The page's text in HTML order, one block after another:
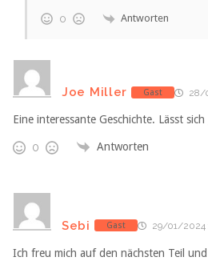
0 Antworten
Joe Miller Gast 28/
Eine interessante Geschichte. Lässt
0 Antworten
Sebi Gast 29/01/2024
Ich freu mich auf den nächsten Teil